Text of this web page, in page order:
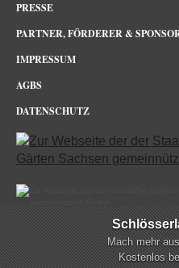
PRESSE
PARTNER, FÖRDERER &
IMPRESSUM
AGBS
DATENSCHUTZ
Schloss & Park PillnitzMach mehr
Kostenlos